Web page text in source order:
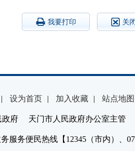
我要打印 关
| 设为首页 | 加入收藏 | 站点地图
政府 天门市人民政府办公室主管
务服务便民热线【12345（市内）、